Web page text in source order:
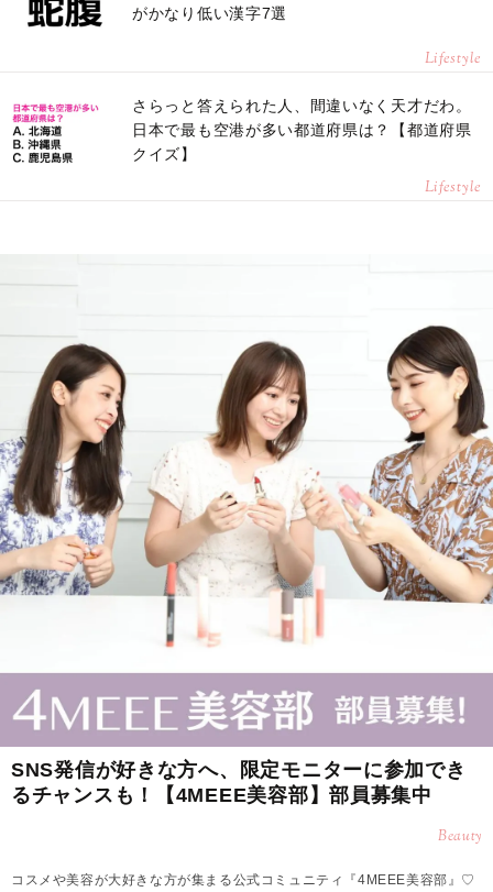
がかなり低い漢字7選
Lifestyle
さらっと答えられた人、間違いなく天才だわ。
日本で最も空港が多い都道府県は？【都道府県
クイズ】
Lifestyle
SNS発信が好きな方へ、限定モニターに参加でき
るチャンスも！【4MEEE美容部】部員募集中
Beauty
コスメや美容が大好きな方が集まる公式コミュニティ『4MEEE美容部』♡